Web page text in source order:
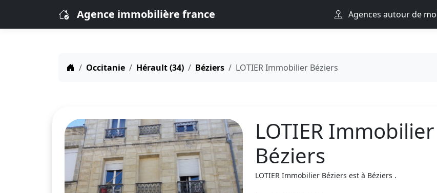
Agence immobilière france Agences autour de
Occitanie Hérault (34) Béziers LOTIER Immobilier Béziers
LOTIER Immobilier
Béziers
LOTIER Immobilier Béziers est à Béziers .